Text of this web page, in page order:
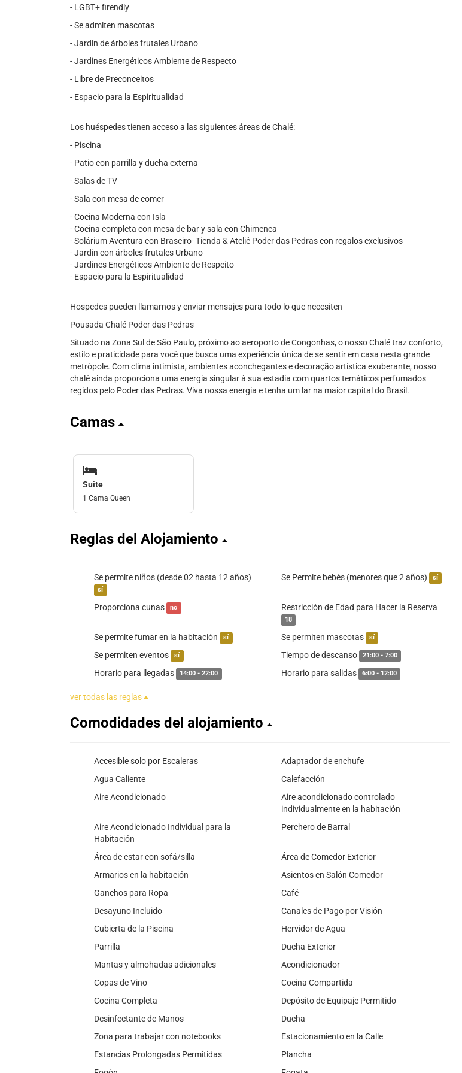
- LGBT+ firendly
- Se admiten mascotas
- Jardin de árboles frutales Urbano
- Jardines Energéticos Ambiente de Respecto
- Libre de Preconceitos
- Espacio para la Espiritualidad
Los huéspedes tienen acceso a las siguientes áreas de Chalé:
- Piscina
- Patio con parrilla y ducha externa
- Salas de TV
- Sala con mesa de comer
- Cocina Moderna con Isla
- Cocina completa con mesa de bar y sala con Chimenea
- Solárium Aventura con Braseiro- Tienda & Ateliê Poder das Pedras con regalos exclusivos
- Jardin con árboles frutales Urbano
- Jardines Energéticos Ambiente de Respeito
- Espacio para la Espiritualidad
Hospedes pueden llamarnos y enviar mensajes para todo lo que necesiten
Pousada Chalé Poder das Pedras
Situado na Zona Sul de São Paulo, próximo ao aeroporto de Congonhas, o nosso Chalé traz conforto,
estilo e praticidade para você que busca uma experiência única de se sentir em casa nesta grande
metrópole. Com clima intimista, ambientes aconchegantes e decoração artística exuberante, nosso
chalé ainda proporciona uma energia singular à sua estadia com quartos temáticos perfumados
regidos pelo Poder das Pedras. Viva nossa energia e tenha um lar na maior capital do Brasil.
Camas
Suite
1 Cama Queen
Reglas del Alojamiento
Se permite niños (desde 02 hasta 12 años)
sí
Se Permite bebés (menores que 2 años) sí
Proporciona cunas no Restricción de Edad para Hacer la Reserva
18
Se permite fumar en la habitación sí Se permiten mascotas sí
Se permiten eventos sí Tiempo de descanso 21:00 - 7:00
Horario para llegadas 14:00 - 22:00 Horario para salidas 6:00 - 12:00
ver todas las reglas
Comodidades del alojamiento
Accesible solo por Escaleras
Adaptador de enchufe
Agua Caliente
Calefacción
Aire Acondicionado
Aire acondicionado controlado
individualmente en la habitación
Aire Acondicionado Individual para la
Habitación
Perchero de Barral
Área de estar con sofá/silla
Área de Comedor Exterior
Armarios en la habitación
Asientos en Salón Comedor
Ganchos para Ropa
Café
Desayuno Incluido
Canales de Pago por Visión
Cubierta de la Piscina
Hervidor de Agua
Parrilla
Ducha Exterior
Mantas y almohadas adicionales
Acondicionador
Copas de Vino
Cocina Compartida
Cocina Completa
Depósito de Equipaje Permitido
Desinfectante de Manos
Ducha
Zona para trabajar con notebooks
Estacionamiento en la Calle
Estancias Prolongadas Permitidas
Plancha